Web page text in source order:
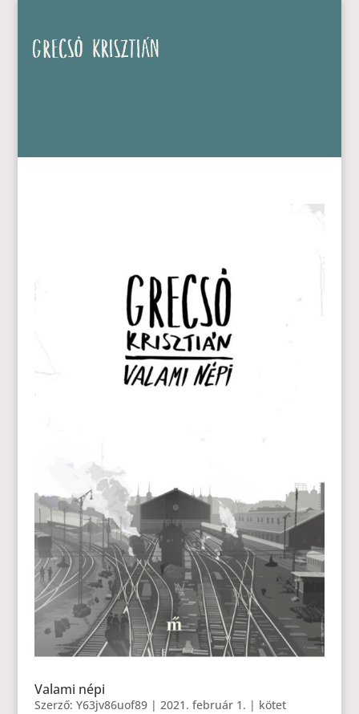
Valami népi
Szerző: Y63jv86uof89| 2021. február 1. | kötet